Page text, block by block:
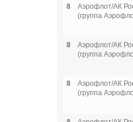
8
Аэрофлот/АК
(группа
8
Аэрофлот/АК
(группа
8
Аэрофлот/АК
(группа